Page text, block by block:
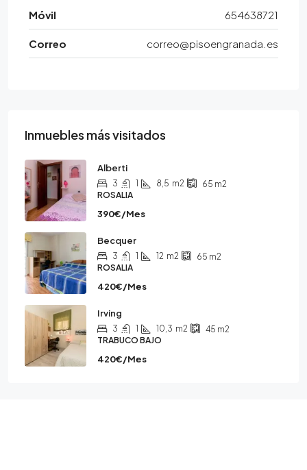
Móvil 654638721
Correo correo@pisoengranada.es
Inmuebles más visitados
Alberti
3 1 8,5 m2 65 m2
ROSALIA
390€/Mes
Becquer
3 1 12 m2 65 m2
ROSALIA
420€/Mes
Irving
3 1 10,3 m2 45 m2
TRABUCO BAJO
420€/Mes